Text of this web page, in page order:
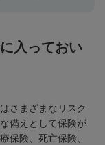
入っておい
さまざまなリスク
備えとして保険が
保険、死亡保険、